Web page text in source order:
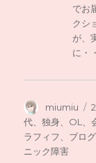
でお
クシ
が、
に・
投
稿
者
miumiu
日:
代、独身、OL、
ラフィフ、ブロ
ニック障害